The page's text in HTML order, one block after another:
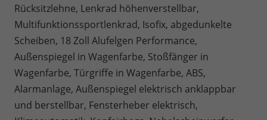
Rücksitzlehne, Lenkrad höhenverstellbar,
Multifunktionssportlenkrad, Isofix, abgedunkelte
Scheiben, 18 Zoll Alufelgen Performance,
Außenspiegel in Wagenfarbe, Stoßfänger in
Wagenfarbe, Türgriffe in Wagenfarbe, ABS,
Alarmanlage, Außenspiegel elektrisch anklappbar
und berstellbar, Fensterheber elektrisch,